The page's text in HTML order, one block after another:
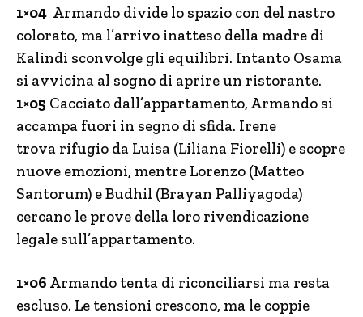
1×04 Armando divide lo spazio con del nastro
colorato, ma l’arrivo inatteso della madre di
Kalindi sconvolge gli equilibri. Intanto Osama
si avvicina al sogno di aprire un ristorante.
1×05 Cacciato dall’appartamento, Armando si
accampa fuori in segno di sfida. Irene
trova rifugio da Luisa (Liliana Fiorelli) e scopre
nuove emozioni, mentre Lorenzo (Matteo
Santorum) e Budhil (Brayan Palliyagoda)
cercano le prove della loro rivendicazione
legale sull’appartamento.
1×06 Armando tenta di riconciliarsi ma resta
escluso. Le tensioni crescono, ma le coppie